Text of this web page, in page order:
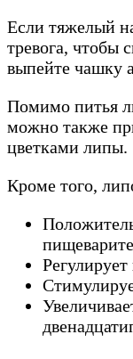
Если тяжелый
тревога, чтобы
выпейте чашку
Помимо питья
можно также
цветками липы.
Кроме того,